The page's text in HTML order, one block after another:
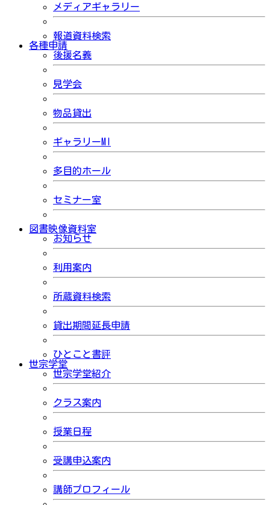
メディアギャラリー
報道資料検索
各種申請
後援名義
見学会
物品貸出
ギャラリーMI
多目的ホール
セミナー室
図書映像資料室
お知らせ
利用案内
所蔵資料検索
貸出期間延長申請
ひとこと書評
世宗学堂
世宗学堂紹介
クラス案内
授業日程
受講申込案内
講師プロフィール